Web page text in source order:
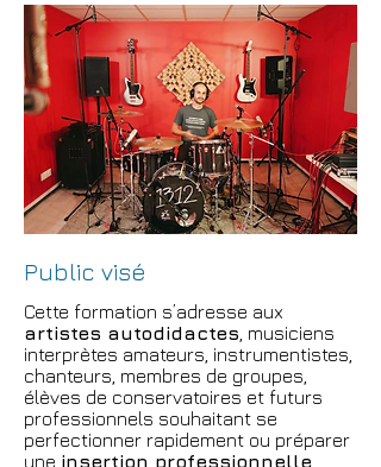
Public visé
Cette formation s’adresse aux
artistes autodidactes , musiciens
interprètes amateurs, instrumentistes,
chanteurs, membres de groupes,
élèves de conservatoires et futurs
professionnels souhaitant se
perfectionner rapidement ou préparer
une insertion professionnelle